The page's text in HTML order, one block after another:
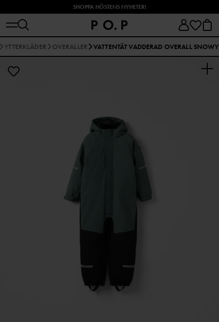
SHOPPA HÖSTENS NYHETER!
YTTERKLÄDER OVERALLER VATTENTÄT VADDERAD OVERALL SNOWY